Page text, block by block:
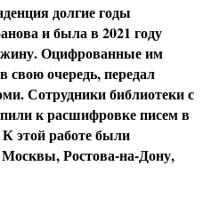
долгие годы
и была в 2021 году
Оцифрованные им
очередь, передал
Сотрудники библиотеки с
к расшифровке писем в
этой работе были
Ростова-на-Дону,